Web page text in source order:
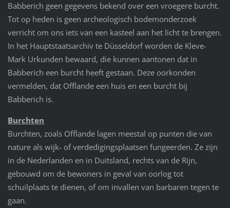
Babberich geen gegevens bekend over een vroegere burcht.
Tot op heden is geen archeologisch bodemonderzoek
verricht om ons iets van een kasteel aan het licht te brengen.
In het Hauptstaatsarchiv te Düsseldorf worden de Kleve-
Mark Urkunden bewaard, die kunnen aantonen dat in
Babberich een burcht heeft gestaan. Deze oorkonden
vermelden, dat Offlande een huis en een burcht bij
Babberich is.
Burchten
Burchten, zoals Offlande lagen meestal op punten die van
nature als wijk- of verdedigingsplaatsen fungeerden. Ze zijn
in de Nederlanden en in Duitsland, rechts van de Rijn,
gebouwd om de bewoners in geval van oorlog tot
schuilplaats te dienen, of om invallen van barbaren tegen te
gaan.